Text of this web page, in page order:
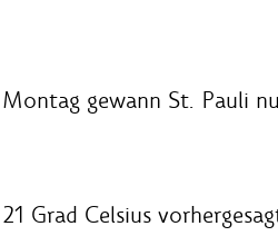
gewann St. Pauli
Grad Celsius